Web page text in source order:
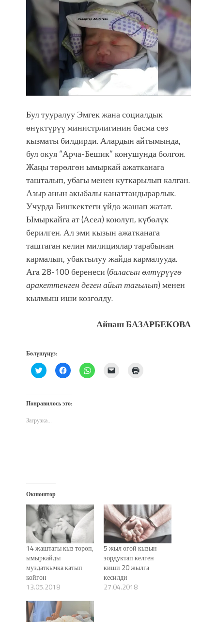
Садыр ЖАПАРОВ: “Айтматовдой
адабият алпы чыгыш үчүн, улуу көч
уланышы үчүн журнал сөзсүз керек!”
“Китепкана түнγ-2026”: Психолог
Мээрим Мураталиева менен
жолугушууга келиңиз! (Дарек. Видео)
Латын арибиндеги “Чабуул”... “Ала-
Тоо” журналынын тарыхы жана
“КАРА КЕМПИР”: ҮМҮТТҮН
ТҮБӨЛҮК СИМВОЛУ
Кыргызстандагы эң ири музыкалуу
фонтанды көрүү үчүн Royal Central
Park'ка 30 миң адам чогулду
Фестиваль Symphony of Water & Light
собрал более 20 тысяч гостей
Жыргалбек КАСАБОЛОТОВ:
“Уңгужол” темадагы тегерек столго
атка минерлер дагы катышса жакшы
болмок”
Бул тууралуу Эмгек жана социалдык
өнүктүрүү министрлигинин басма сөз
кызматы билдирди. Алардын айтымында,
бул окуя “Арча-Бешик” конушунда болгон.
Жаңы төрөлгөн ымыркай ажатканага
ташталып, убагы менен куткарылып калган.
Азыр анын акыбалы канаттандырарлык.
Учурда Бишкектеги үйдө жашап жатат.
Ымыркайга ат (Асел) коюлуп, күбөлүк
берилген. Ал эми кызын ажатканага
таштаган келин милициялар тарабынан
кармалып, убактылуу жайда кармалууда.
Ага 28-100 беренеси (баласын өлтүрүүгө
аракеттенген деген айып тагылып) менен
кылмыш иши козголду.
Айнаш БАЗАРБЕКОВА
Бөлүшүңүз:
Нажмите,
чтобы
Twitter
(Открывается
в
окне)
Нажмите,
чтобы
Facebook
(Открывается
в
Нажмите,
чтобы
Послать
ссылку
Понравилось это:
Загрузка...
Окшоштор
14 жаштагы кыз төрөп,
ымыркайды
муздаткычка катып
койгон
13.05.2018
5 жыл өгөй кызын
зордуктап келген
киши 20 жылга
кесилди
27.04.2018